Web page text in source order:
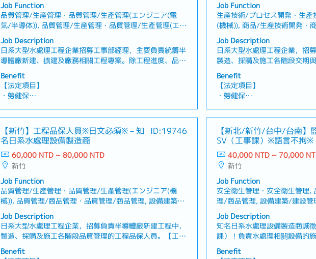
Job Function
品質管理/生産管理・品質管理/生產管理(エンジニア(電
気/半導体)), 品質管理/生産管理・品質管理/生產管理(エン
ジニア(機械)), 設備建築/建設管理・設備建築/建設管理, 製
品管理/ベンダー/購買/物流・產品管理/供應商/採購/物流
Job Description
日系大型水處理工程企業招募工事部經理，主要負責統籌半
導體廠新建、擴建及廠務相關工程專案。除工程進度、品
質、成本及風險管理外，亦需負責10人以上團隊之管理與
人才培育。【工作內容】・負責半導體廠新建、擴建及廠務
相關工程案件之執行與管理・統籌建廠專案之工程進度、品
質、成本及風險管理・制定專案時程並進行整體進度控管・
協調業主、設計部門、採購部門、施工廠商及設備供應商之
程交付等相關作業・進行專案成本分析、預算管理及專案報
告製作・掌握工程現場發生之問題，進行原因分析並提出改
善對策・負責工事部門成員之工作管理、職務分配及人力配
置・規劃並執行部門教育訓練，推動團隊培育與發展・確保
整並報告專案進度、問題、風險及改善情況・其他主管交辦
事項
Benefit
【法定項目】
・勞健保
・各種休假（特別休假、婚假、喪假、生理假、產檢假、陪
產假、產假、育嬰假）
・退休金
【企業福利】
・年收約14個月，依業績而定 ※正職員工限定
・人事評價（一年一次）※正職員工限定
・交通費
・住宅津貼（常駐於客戶端的情況，公司會準備住處）
・出差津貼：3000元
・伙食津貼：2300元
・三節禮金
・員工旅行
Job Function
生産技術/プロセス開発・生
(機械)), 商品/生産技術開発・
築/建設管理・設備建築/建設管
Job Description
日系大型水處理工程企業，招
製造、採購及施工各階段交期
容】・負責新建工程專案於製
管理・確認及管理專案整體工
調材料、設備及施工相關時程
題，確認原因並研擬因應方案
現場進行進度相關聯繫與協調
司報告專案進度並進行資訊共
料及相關報告・與公司內部相
調・其他主管交辦事項
Benefit
【法定項目】
・勞健保
・各種休假（特別休假、婚假
產假、產假、育嬰假）
・退休金
【企業福利】
・年收約14個月，依業績而定
・人事評價（一年一次）※正職
・交通費
・住宅津貼（常駐於客戶端的
・出差津貼：3000元
・伙食津貼：2300元
・三節禮金
・員工旅行
【新竹】工程品保人員※日文必須※－知
名日系水處理設備製造商
ID:19746
60,000 NTD ~ 80,000 NTD
新竹
Job Function
品質管理/生産管理・品質管理/生產管理(エンジニア(機
械)), 品質管理/商品管理・品質管理/商品管理, 設備建築/
建設管理・設備建築/建設管理
Job Description
日系大型水處理工程企業，招募負責半導體廠新建工程中，
製造、採購及施工各階段品質管理的工程品保人員。【工作
內容】・負責新建工程專案於製造、採購及施工階段的品質
管理・依據工程規範、品質標準及檢驗項目進行品質確認與
Benefit
【新北/新竹/台中/台南】
SV（工事課）※語言不拘※
處理設備製造商
40,000 NTD ~ 70,000
新竹
Job Function
安全衛生管理・安全衛生管理
理/商品管理, 設備建築/建設
Job Description
知名日系水處理設備製造商誠
課）！負責水處理相關設備的
確保品質、進度與安全的前提
職位。【工作內容】・管理合
Benefit